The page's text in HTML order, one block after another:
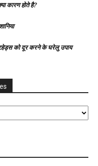
कारण होते है?
को दूर करने के घरेलु उपाय